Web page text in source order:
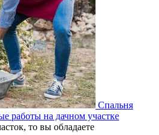
Спальня
работы на дачном участке
то вы обладаете